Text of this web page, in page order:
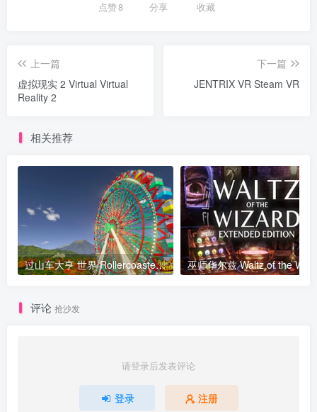
点赞8 分享 收藏
上一篇
虚拟现实 2 Virtual Virtual
Reality 2
下一篇
JENTRIX VR Steam VR
相关推荐
过山车大亨 世界 Rollercoaster Tycoon World Build20180919豪华版 官方中文
评论 抢沙发
请登录后发表评论
登录 注册